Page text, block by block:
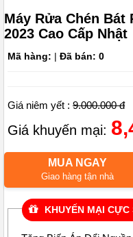
Máy Rửa Chén Bát
2023 Cao Cấp Nhật
Mã hàng: | Đã bán: 0
Giá niêm yết : 9.000.000 đ
Giá khuyến mại:
MUA NGAY
Giao hàng tận nhà
KHUYẾN MẠI CỰC